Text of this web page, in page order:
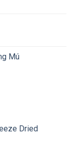
Mú
Dried